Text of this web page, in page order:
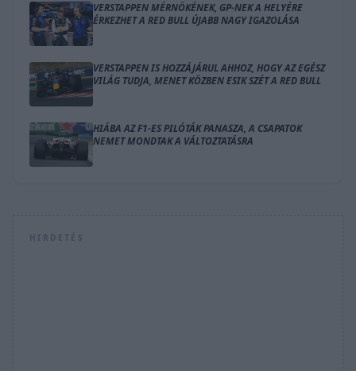
VERSTAPPEN MÉRNÖKÉNEK, GP-NEK A HELYÉRE
ÉRKEZHET A RED BULL ÚJABB NAGY IGAZOLÁSA
VERSTAPPEN IS HOZZÁJÁRUL AHHOZ, HOGY AZ EGÉSZ
VILÁG TUDJA, MENET KÖZBEN ESIK SZÉT A RED BULL
HIÁBA AZ F1-ES PILÓTÁK PANASZA, A CSAPATOK
NEMET MONDTAK A VÁLTOZTATÁSRA
HIRDETÉS